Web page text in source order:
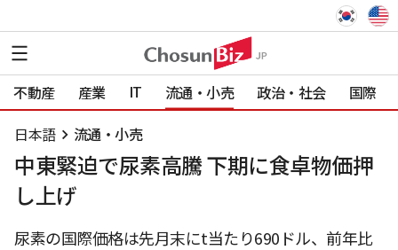
不動産 産業 IT 流通・小売 政治・社会 国際
日本語 流通・小売
中東緊迫で尿素高騰 下期に食卓物価押
し上げ
尿素の国際価格は先月末にt当たり690ドル、前年比